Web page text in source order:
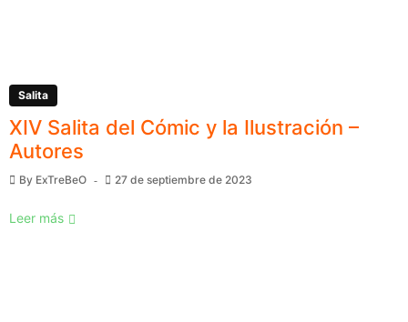
Salita
XIV Salita del Cómic y la Ilustración –
Autores
By ExTreBeO 27 de septiembre de 2023
Leer más